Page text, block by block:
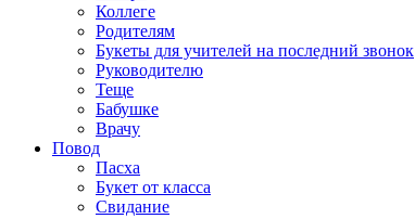
Коллеге
Родителям
Букеты для учителей на последний звонок
Руководителю
Теще
Бабушке
Врачу
Повод
Пасха
Букет от класса
Свидание